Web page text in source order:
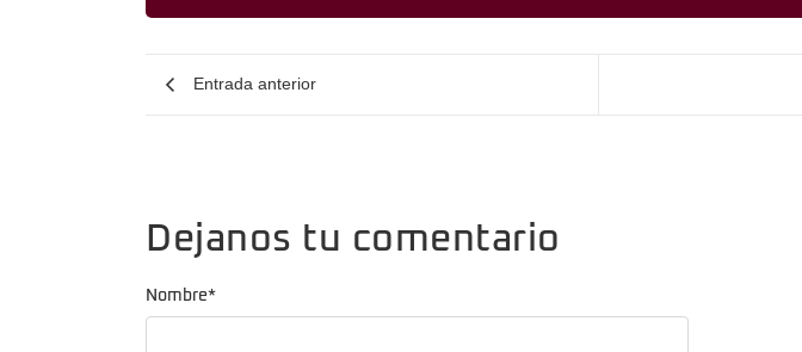
Entrada anterior
Dejanos tu comentario
Nombre*